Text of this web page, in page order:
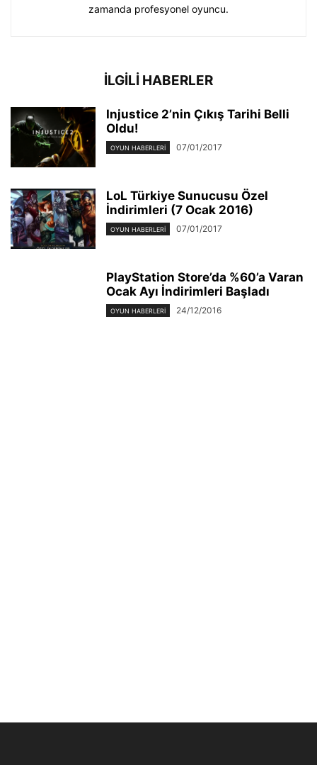
zamanda profesyonel oyuncu.
İLGİLİ HABERLER
Injustice 2’nin Çıkış Tarihi Belli
Oldu!
OYUN HABERLERI 07/01/2017
LoL Türkiye Sunucusu Özel
İndirimleri (7 Ocak 2016)
OYUN HABERLERI 07/01/2017
PlayStation Store’da %60’a Varan
Ocak Ayı İndirimleri Başladı
OYUN HABERLERI 24/12/2016